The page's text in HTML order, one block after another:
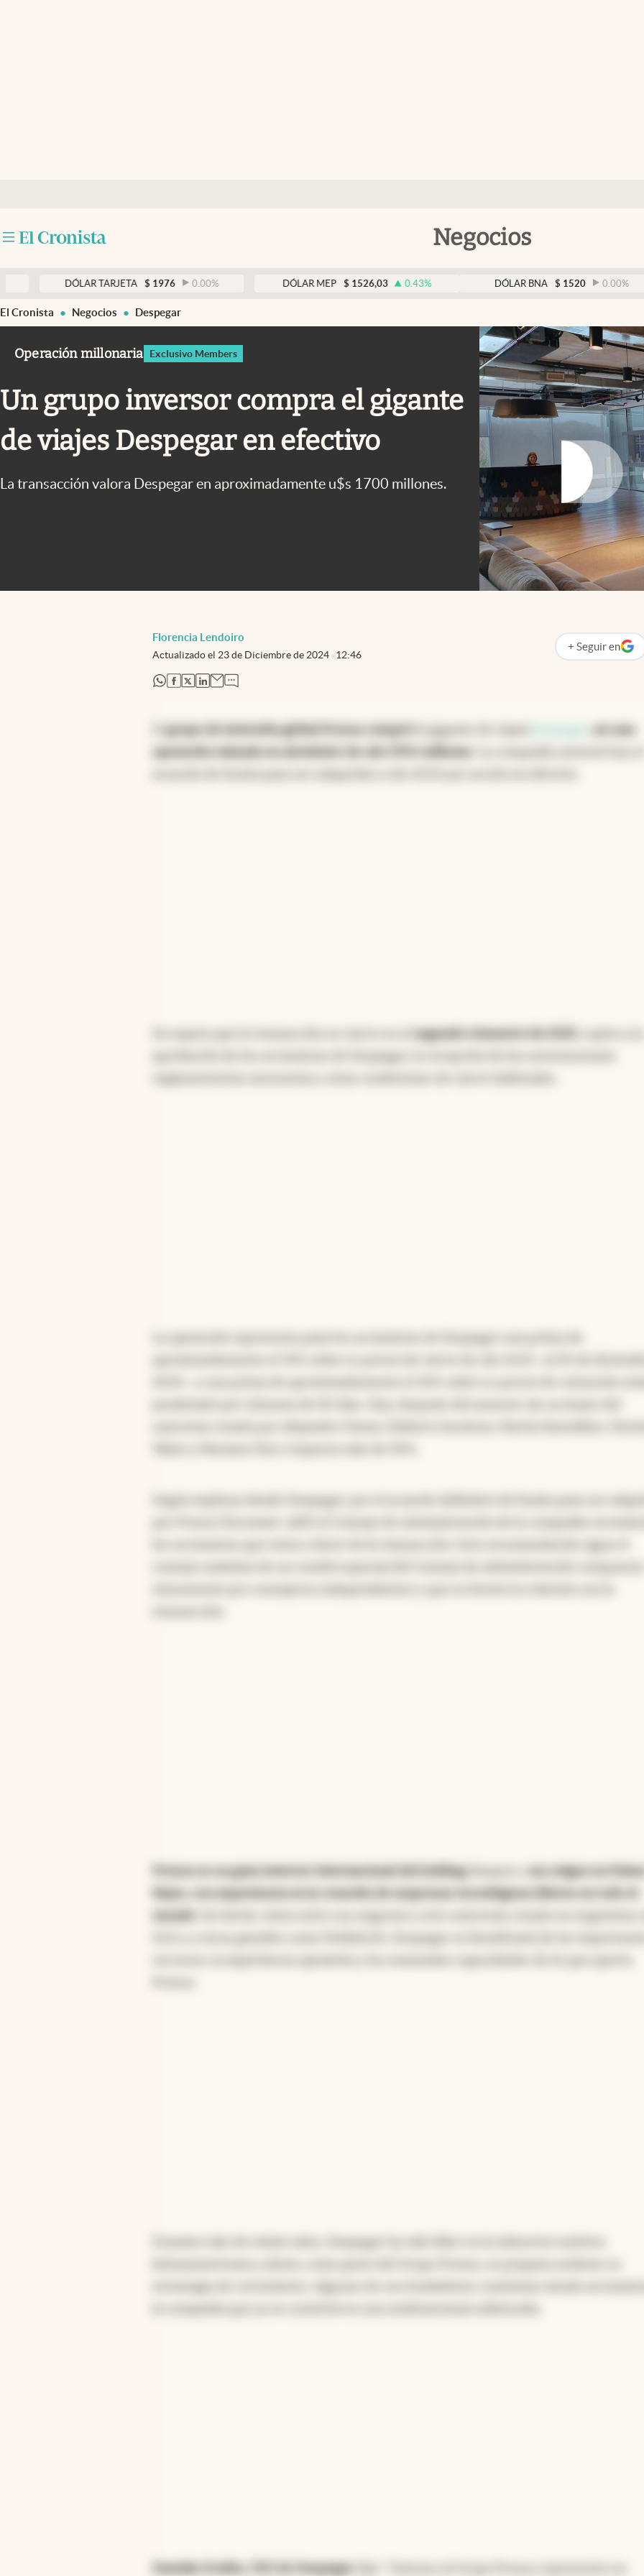
Negocios
Infotechnology
Clase
Mundial 2026
Eventos Corporativos
DÓLAR TARJETA $ 1976 0.00% DÓLAR MEP $ 1526,03 0.43% DÓLAR BNA $ 1520 0.00%
El Cronista Negocios Despegar
Operación millonaria Exclusivo Members
Un grupo inversor compra el gigante
de viajes Despegar en efectivo
La transacción valora Despegar en aproximadamente u$s 1700 millones.
Florencia Lendoiro
Actualizado el 23 de Diciembre de 2024 12:46
+ Seguir en
abre en nueva
abre en nueva pestaña
abre en nueva pestaña
abre en nueva pestaña
abre en nueva pestaña
grupo de inversión global Prosus compró el gigante de viajes
, en una
operación valuada en alrededor de u$s 1700 millones
segundo trimestre de 2025
Prosus es un gran inversor internacional del holding
con origen en Países
Bajos, con experiencia en la creación de empresas tecnológicas líderes en todo el
mundo
Damián Scokin, CEO de Despegar